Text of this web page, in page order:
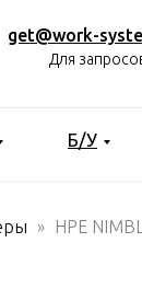
get@work-
Для
Б/У
HPE